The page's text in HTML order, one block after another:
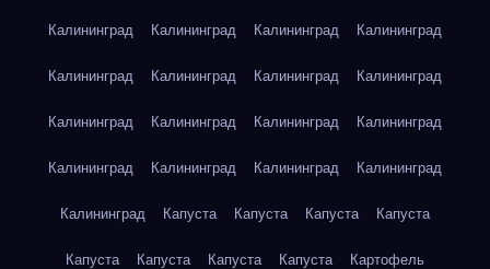
Калининград Калининград Калининград Калининград
Калининград Калининград Калининград Калининград
Калининград Калининград Калининград Калининград
Калининград Калининград Калининград Калининград
Калининград Капуста Капуста Капуста Капуста
Капуста Капуста Капуста Капуста Картофель